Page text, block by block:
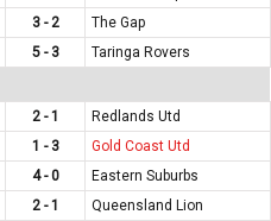
3 - 2
The Gap
5 - 3
Taringa Rovers
2 - 1
Redlands Utd
1 - 3
Gold Coast Utd
4 - 0
Eastern Suburbs
2 - 1
Queensland Lion